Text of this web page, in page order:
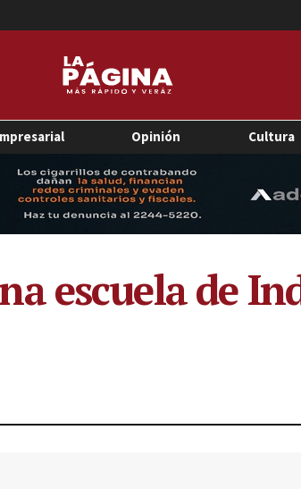
Opinión Cultura
escuela de